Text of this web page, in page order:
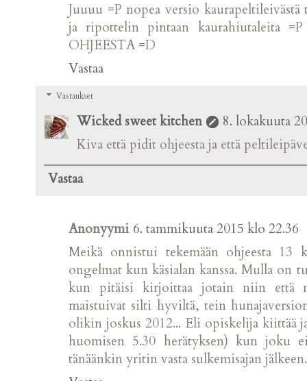
Juuuu =P nopea versio
ja ripottelin pintaan kaurahiutaleita
OHJEESTA =D
Vastaa
Vastaukset
Wicked sweet kitchen
8. lokakuuta
Kiva että pidit ohjeesta ja että
Vastaa
Anonyymi 6. tammikuuta 2015 klo 22.36
Meikä onnistui tekemään ohjeesta 13
ongelmat kun käsialan kanssa. Mulla on
kun pitäisi kirjoittaa jotain niin että
maistuivat silti hyviltä, tein
olikin joskus 2012... Eli opiskelija kiittää
huomisen 5.30 herätyksen) kun joku
tänäänkin yritin vasta sulkemisajan